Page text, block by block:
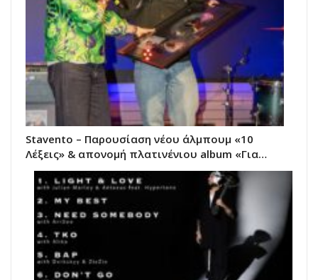
Stavento – Παρουσίαση νέου άλμπουμ «10
Λέξεις» & απονομή πλατινένιου album «Για…